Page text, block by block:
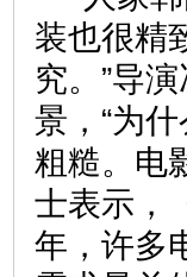
装也很精
究。”导
景，“为
粗糙。电
士表示，
年，许多